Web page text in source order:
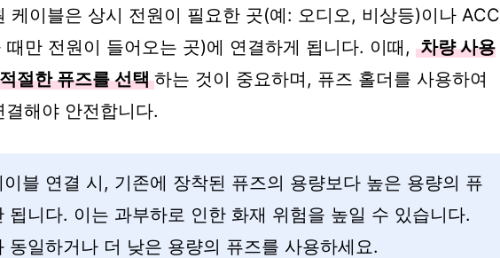
케이블은 상시 전원이 필요한 곳(예: 오디오, 비상등)이나 ACC
때만 전원이 들어오는 곳)에 연결하게 됩니다. 이때, 차량 사용
절한 퓨즈를 선택 하는 것이 중요하며, 퓨즈 홀더를 사용하여
해야 안전합니다.
블 연결 시, 기존에 장착된 퓨즈의 용량보다 높은 용량의 퓨
됩니다. 이는 과부하로 인한 화재 위험을 높일 수 있습니다.
동일하거나 더 낮은 용량의 퓨즈를 사용하세요.